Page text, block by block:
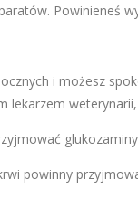
Powinieneś
i możesz
lekarzem
powinny